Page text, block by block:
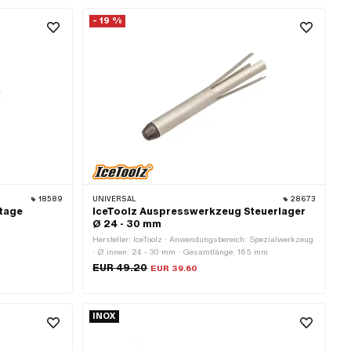
18589
- 19 %
UNIVERSAL 28673
IceToolz Auspresswerkzeug Steuerlager
Ø 24 - 30 mm
Hersteller: IceToolz · Anwendungsbereich: Spezialwerkzeug
· Ø innen: 24 - 30 mm · Gesamtlänge: 165 mm
EUR 49.20 EUR 39.60
INOX